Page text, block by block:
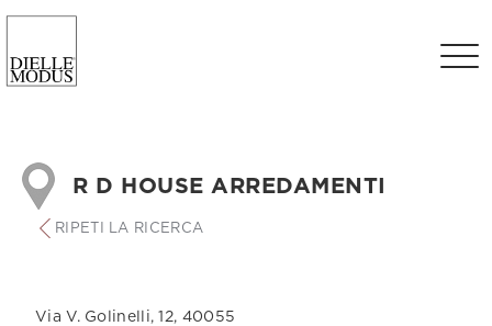
R D HOUSE ARREDAMENTI
RIPETI LA RICERCA
Via V. Golinelli, 12, 40055